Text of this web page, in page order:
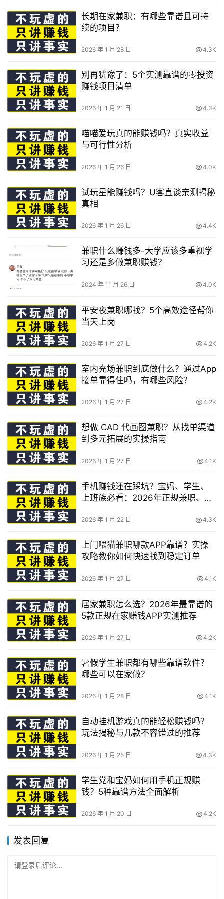
长期在家兼职：有哪些靠谱且可持
续的项目？
2026 年 1 月 28 日 4.3K
别再犹豫了：5个实测靠谱的零投资
赚钱项目清单
2026 年 1 月 21 日 4.3K
喵喵爱玩真的能赚钱吗？真实收益
与可行性分析
2026 年 1 月 26 日 4.0K
试玩星能赚钱吗？U客直谈亲测揭秘
真相
2026 年 1 月 26 日 4.4K
兼职什么赚钱多-大学应该多重视学
习还是多做兼职赚钱？
2024 年 11 月 26 日 4.0K
平安夜兼职哪找？5个高效途径帮你
当天上岗
2026 年 1 月 27 日 4.2K
室内充场兼职到底做什么？通过App
接单靠得住吗，有哪些风险？
2026 年 1 月 27 日 4.2K
想做 CAD 代画图兼职？从找单渠道
到多元拓展的实操指南
2026 年 1 月 27 日 4.1K
手机赚钱还在踩坑？宝妈、学生、
上班族必看：2026年正规兼职、稳
2026 年 1 月 22 日 4.3K
上门喂猫兼职哪款APP靠谱？实操
攻略教你如何快速找到稳定订单
2026 年 1 月 27 日 4.1K
居家兼职怎么选？2026年最靠谱的
5款正规在家赚钱APP实测推荐
2026 年 1 月 27 日 4.2K
暑假学生兼职都有哪些靠谱软件？
哪些可以在家做？
2026 年 1 月 28 日 4.1K
自动挂机游戏真的能轻松赚钱吗？
玩法揭秘与几款不容错过的推荐
2026 年 1 月 25 日 4.3K
学生党和宝妈如何用手机正规赚
钱？5种靠谱方法全面解析
2026 年 1 月 20 日 4.2K
发表回复
请登录后评论...